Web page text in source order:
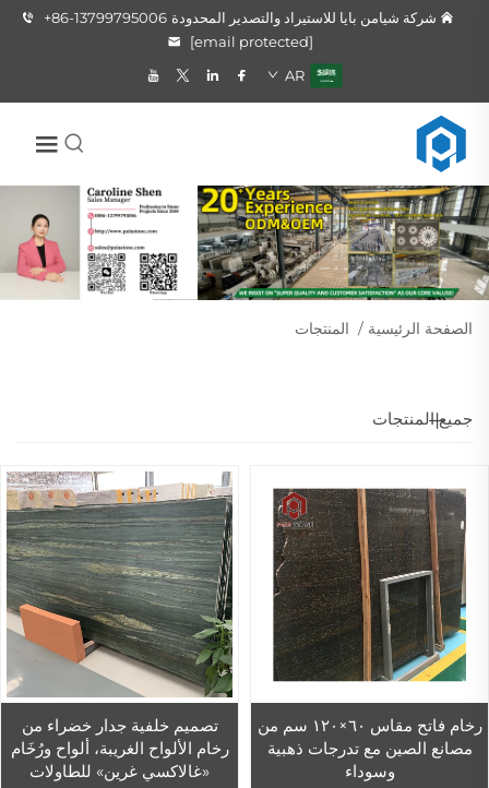
شركة شيامن بايا للاستيراد والتصدير المحدودة +86-13799795006
[email protected]
AR
الصفحة الرئيسية / المنتجات
جميع المنتجات
رخام فاتح مقاس ٦٠×١٢٠ سم من
مصانع الصين مع تدرجات ذهبية
وسوداء
تصميم خلفية جدار خضراء من
رخام الألواح الغريبة، ألواح ورُخَام
«غالاكسي غرين» للطاولات